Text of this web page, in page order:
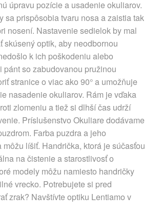
úpravu pozície a usadenie okuliarov.
sa prispôsobia tvaru nosa a zaistia tak
nosení. Nastavenie sedielok by mal
skúsený optik, aby neodbornou
k ich poškodeniu alebo
pánt so zabudovanou pružinou
stranice o viac ako 90° a umožňuje
nasadenie okuliarov. Rám je vďaka
zlomeniu a tiež si dlhší čas udrží
Príslušenstvo Okuliare dodávame
Farba puzdra a jeho
môžu líšiť. Handrička, ktorá je súčasťou
na čistenie a starostlivosť o
modely môžu namiesto handričky
vrecko. Potrebujete si pred
zrak? Navštívte optiku Lentiamo v